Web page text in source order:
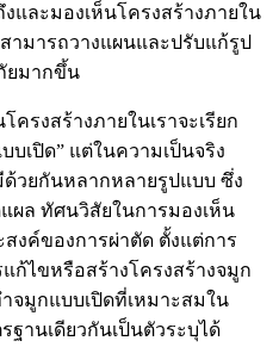
และมองเห็นโครงสร้างภายใน
ามารถวางแผนและปรับแก้รูป
ยมากขึ้น
ครงสร้างภายในเราจะเรียก
บเปิด” แต่ในความเป็นจริง
วยกันหลากหลายรูปแบบ ซึ่ง
ผล ทัศนวิสัยในการมองเห็น
งค์ของการผ่าตัด ตั้งแต่การ
ก้ไขหรือสร้างโครงสร้างจมูก
จมูกแบบเปิดที่เหมาะสมใน
านเดียวกันเป็นตัวระบุได้